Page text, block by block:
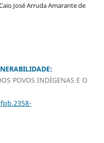
José Arruda Amarante de
POVOS INDÍGENAS E O